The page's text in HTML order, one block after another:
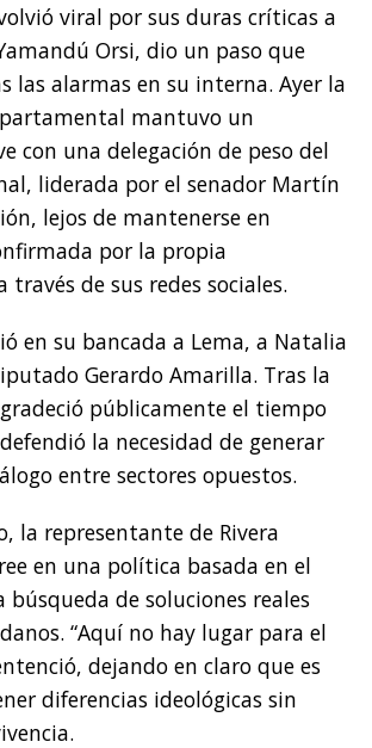
viral por sus duras críticas a
Orsi, dio un paso que
las alarmas en su interna. Ayer la
mantuvo un
con una delegación de peso del
liderada por el senador Martín
lejos de mantenerse en
por la propia
de sus redes sociales.
en su bancada a Lema, a Natalia
Gerardo Amarilla. Tras la
públicamente el tiempo
la necesidad de generar
entre sectores opuestos.
la representante de Rivera
en una política basada en el
búsqueda de soluciones reales
“Aquí no hay lugar para el
dejando en claro que es
diferencias ideológicas sin